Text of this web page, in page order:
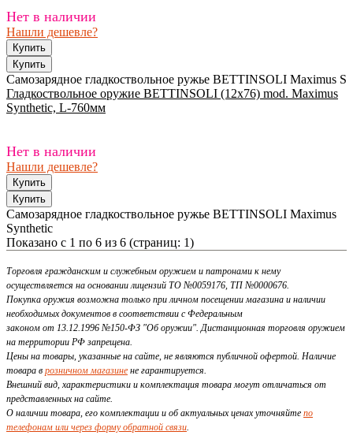
Нет в наличии
Нашли дешевле?
Самозарядное гладкоствольное ружье BETTINSOLI Maximus S
Гладкоствольное оружие BETTINSOLI (12x76) mod. Maximus
Synthetic, L-760мм
Нет в наличии
Нашли дешевле?
Самозарядное гладкоствольное ружье BETTINSOLI Maximus
Synthetic
Показано с 1 по 6 из 6 (страниц: 1)
Торговля гражданским и служебным оружием и патронами к нему
осуществляется на основании лицензий ТО №0059176, ТП №0000676.
Покупка оружия возможна только при личном посещении магазина и наличии
необходимых документов в соответствии с Федеральным
законом от 13.12.1996 №150-ФЗ "Об оружии". Дистанционная торговля оружием
на территории РФ запрещена.
Цены на товары, указанные на сайте, не являются публичной офертой. Наличие
товара в розничном магазине не гарантируется.
Внешний вид, характеристики и комплектация товара могут отличаться от
представленных на сайте.
О наличии товара, его комплектации и об актуальных ценах уточняйте по
телефонам или через форму обратной связи.